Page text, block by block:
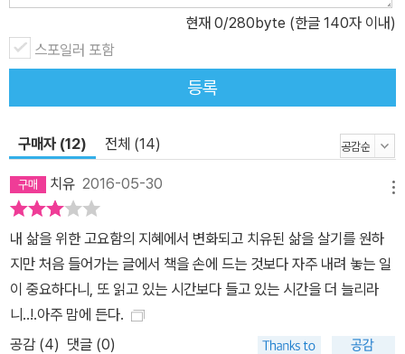
현재 0/280byte (한글 140자 이내)
스포일러 포함
등록
구매자 (12) 전체 (14)
치유 2016-05-30
내 삶을 위한 고요함의 지혜에서 변화되고 치유된 삶을 살기를 원하
지만 처음 들어가는 글에서 책을 손에 드는 것보다 자주 내려 놓는 일
이 중요하다니, 또 읽고 있는 시간보다 들고 있는 시간을 더 늘리라
니..!.아주 맘에 든다.
공감 (4) 댓글 (0)